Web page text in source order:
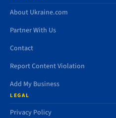
About Ukraine.com
Partner With Us
Contact
Report Content Violation
Add My Business
LEGAL
Privacy Policy